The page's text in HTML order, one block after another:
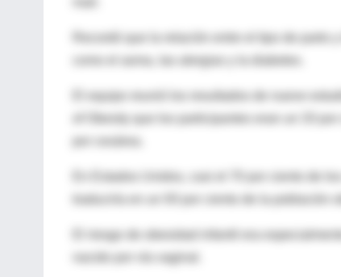
como el asma, las alergias y la diabetes.
El equipo reunió los resultados de nueve
El riesgo de obesidad infantil era
nacido por vía vaginal.